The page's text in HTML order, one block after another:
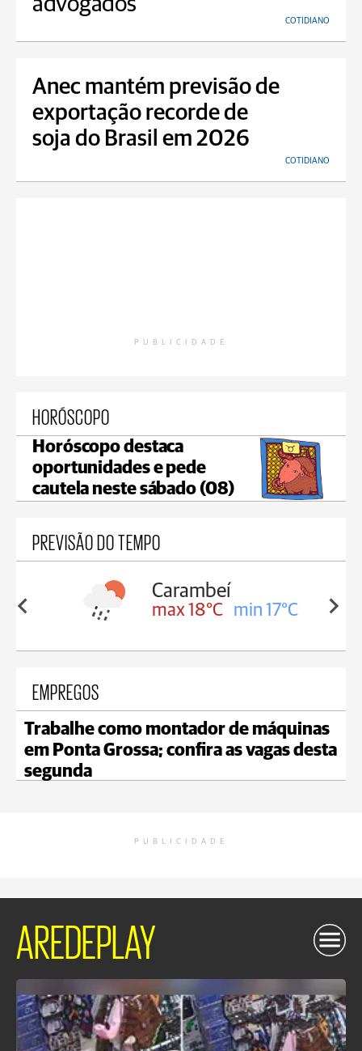
COTIDIANO
Anec mantém previsão de
exportação recorde de
soja do Brasil em 2026
COTIDIANO
PUBLICIDADE
HORÓSCOPO
Horóscopo destaca
oportunidades e pede
cautela neste sábado (08)
PREVISÃO DO TEMPO
18°C
Carambeí
max 18°C min 17°C
EMPREGOS
Trabalhe como montador de máquinas
em Ponta Grossa; confira as vagas desta
segunda
PUBLICIDADE
AREDEPLAY